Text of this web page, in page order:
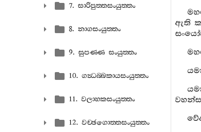
7. සාරිපුත‍්තසංයුත‍්තං
8. නාගසංයුත‍්තං
9. සුපණ‍්ණ සංයුත‍්තං
10. ගන්‍ධබ‍්බකායසංයුත‍්තං
11. වලාහකසංයුත‍්තං
12. වච‍්ඡගොත‍්තසංයුත‍්තං
ඇති